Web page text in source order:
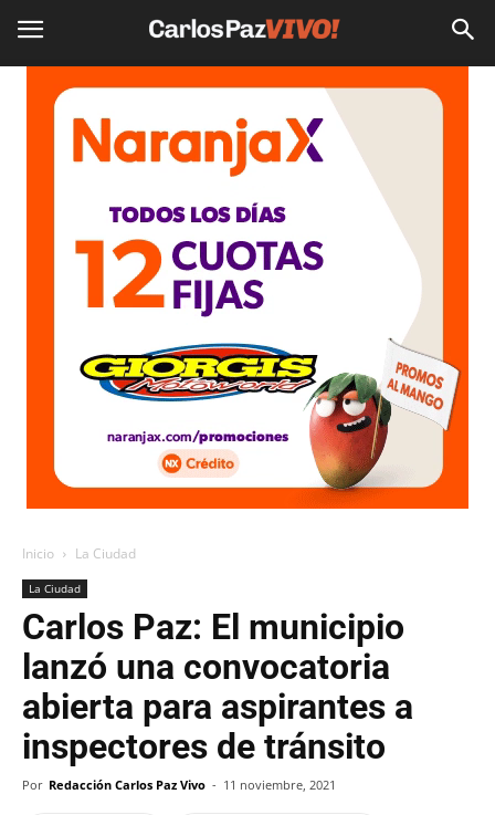
Inicio La Ciudad
La Ciudad
Carlos Paz: El municipio
lanzó una convocatoria
abierta para aspirantes a
inspectores de tránsito
Por Redacción Carlos Paz Vivo - 11 noviembre, 2021